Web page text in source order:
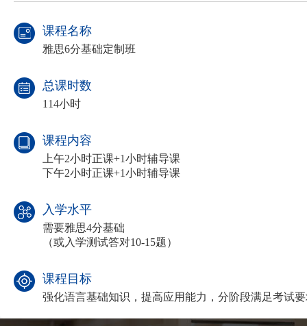
课程名称
雅思6分基础定制班
总课时数
114小时
课程内容
上午2小时正课+1小时辅导课
下午2小时正课+1小时辅导课
入学水平
需要雅思4分基础
（或入学测试答对10-15题）
课程目标
强化语言基础知识，提高应用能力，分阶段满足考试